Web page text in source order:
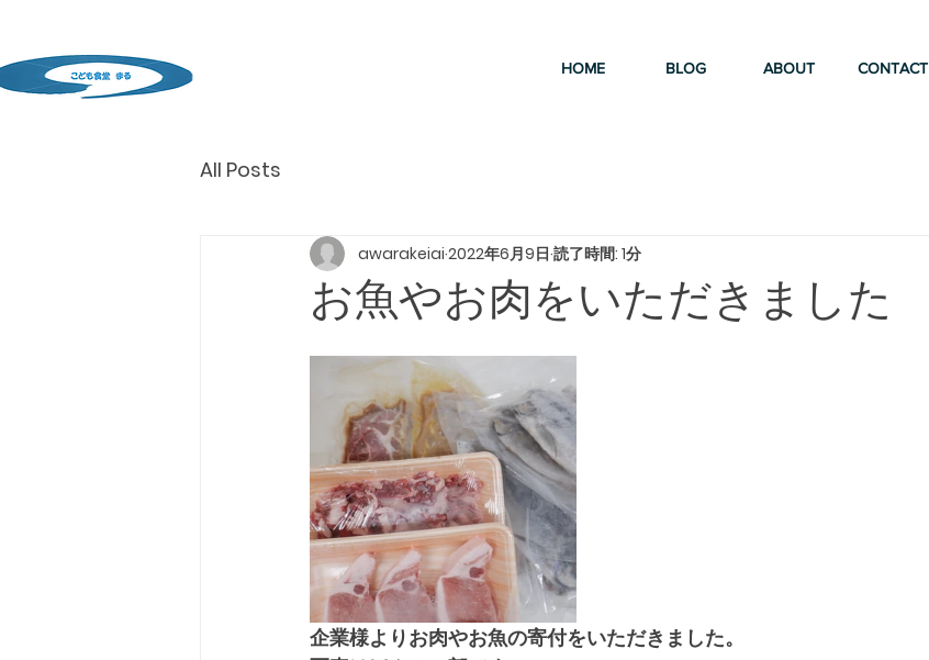
HOME BLOG ABOUT CONTACT
All Posts
お魚やお肉をいただきました
awarakeiai 2022年6月9日 読了時間: 1分
企業様よりお肉やお魚の寄付をいただきました。